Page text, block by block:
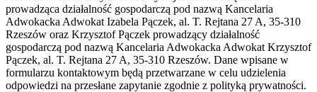
prowadząca działalność gospodarczą pod nazwą Kancelaria
Adwokacka Adwokat Izabela Pączek, al. T. Rejtana 27 A, 35-310
Rzeszów oraz Krzysztof Pączek prowadzący działalność
gospodarczą pod nazwą Kancelaria Adwokacka Adwokat Krzysztof
Pączek, al. T. Rejtana 27 A, 35-310 Rzeszów. Dane wpisane w
formularzu kontaktowym będą przetwarzane w celu udzielenia
odpowiedzi na przesłane zapytanie zgodnie z polityką prywatności.